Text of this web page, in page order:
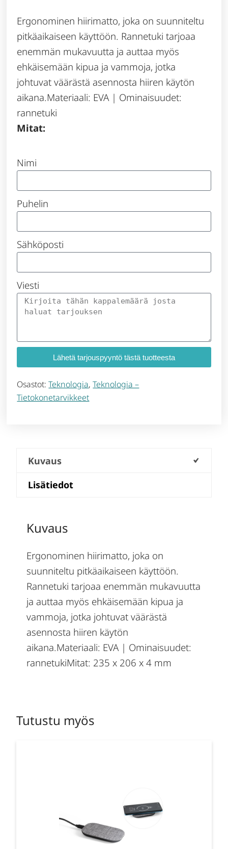
Ergonominen hiirimatto, joka on suunniteltu
pitkäaikaiseen käyttöön. Rannetuki tarjoaa
enemmän mukavuutta ja auttaa myös
ehkäisemään kipua ja vammoja, jotka
johtuvat väärästä asennosta hiiren käytön
aikana.Materiaali: EVA | Ominaisuudet:
rannetuki
Mitat:
Nimi
Puhelin
Sähköposti
Viesti
Lähetä tarjouspyyntö tästä tuotteesta
Osastot:Teknologia,Teknologia –
Tietokonetarvikkeet
Kuvaus
Lisätiedot
Kuvaus
Ergonominen hiirimatto, joka on
suunniteltu pitkäaikaiseen käyttöön.
Rannetuki tarjoaa enemmän mukavuutta
ja auttaa myös ehkäisemään kipua ja
vammoja, jotka johtuvat väärästä
asennosta hiiren käytön
aikana.Materiaali: EVA | Ominaisuudet:
rannetukiMitat: 235 x 206 x 4 mm
Tutustu myös